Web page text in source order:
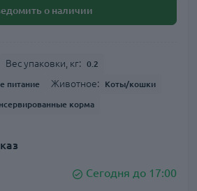
о наличии
Вес упаковки, кг: 0.2
питание Животное: Коты/кошки
корма
Сегодня до 17:00